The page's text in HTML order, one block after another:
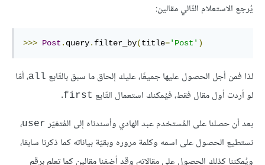
يُرجع الاستعلام التّالي مقالين:
>>> Post . query. filter_by(title='Post' )
لذا فمن أجل الحصول عليها جميعًا، عليك إلحاق ما سبق بالتّابع all، أمّا
لو أردت أول مقال فقط، فيُمكنك استعمال التّابع first
.
بعد أن حصلنا على المُستخدم عبد الهادي وأسندناه إلى المُتغيّر user،
نستطيع الحصول على اسمه وكلمة مروره وبقيّة بياناته كما ذكرنا سابقا،
ويُمكننا كذلك الحصول على مقالاته، وقد أضفنا مقالين كما تعلم برقم